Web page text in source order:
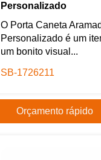
Personalizado
O Porta Caneta
Personalizado é um
um bonito visual...
SB-1726211
Orçamento rápido